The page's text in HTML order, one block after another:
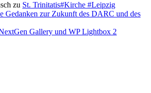
zu St. Trinitatis#Kirche #Leipzig
Gedanken zur Zukunft des DARC und des
Gallery und WP Lightbox 2